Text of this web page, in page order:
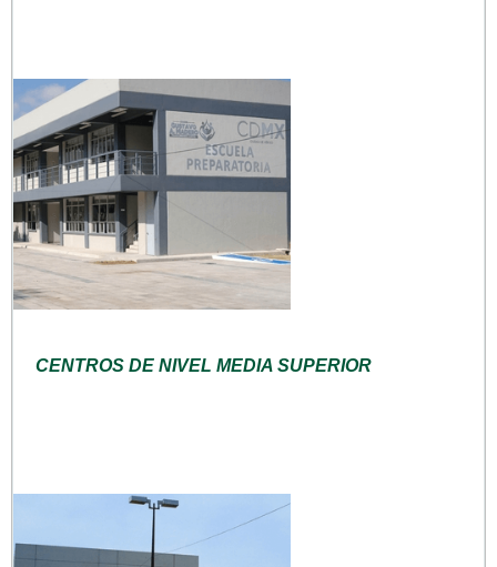
CENTROS DE NIVEL MEDIA SUPERIOR